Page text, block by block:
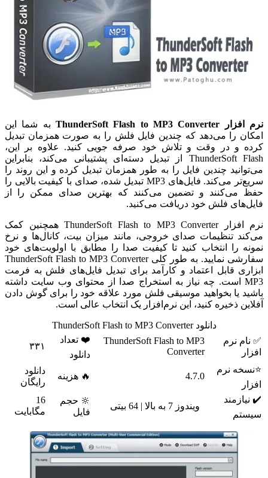
نرم افزار ThunderSoft Flash to MP3 Converter
به شما این
امکان را می‌دهد که چندین فایل فلش را به صورت همزمان تبدیل
کرده و در وقت و تلاش خود صرفه جویی کنید. علاوه بر این،
ThunderSoft Flash از تبدیل دسته‌ای پشتیبانی می‌کند، بنابراین
می‌توانید چندین فایل را به طور همزمان تبدیل کرده و این روند را
سریع‌تر می‌کند. فایل‌های MP3 تبدیل شده، صدای با کیفیت بالایی را
حفظ می‌کنند و تضمین می‌کنند که بهترین صدای ممکن را از
فایل‌های فلش خود دریافت می‌کنید.
نرم افزار ThunderSoft Flash to MP3 Converter همچنین کمک
می‌کند تنظیمات صدای خروجی، مانند میزان بیت، کانال‌ها و نرخ
نمونه را انتخاب کنید تا کیفیت صدا را مطابق با اولویت‌های خود
سفارشی نمایید. به طور کلی ThunderSoft Flash to MP3 Converter
ابزاری قابل اعتماد و کارآمد برای تبدیل فایل‌های فلش به فرمت
MP3 است. چه نیاز به استخراج صدا از محتوای وب سایت داشته
باشید یا بخواهید موسیقی فلش مورد علاقه خود را برای گوش دادن
آفلاین ذخیره کنید، این نرم‌افزار یک انتخاب عالی است.
دانلود ThunderSoft Flash to MP3 Converter
✅ نام نرم
افزار
ThunderSoft Flash to MP3
Converter
❤️ تعداد
دانلود
۳۳۱
⭐نسخه نرم
افزار
4.7.0 🔥 هزینه
دانلود
رایگان
✔️ نیازمند
سیستم
ویندوز 7 به بالا | 64 بیتی
🔆 حجم
فایل
16
مگابایت